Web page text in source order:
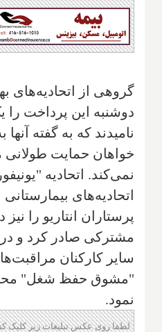
گروهی از اتحادیه‌های
دوشنبه این پرداخت
نامیدند که به گفته
خواهان حمایت
نمی‌کند. اتحادیه
اتحادیه‌های بیمارستانی
پرستاران انتاریو را نیز
مشترکی صادر کرد و در
سایر کارکنان
"مشوق حفظ شغل"
نمود.
لطفا روی عکس تبلیغات زیر کلیک